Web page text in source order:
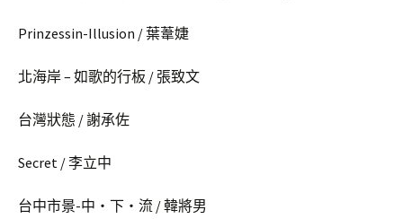
Prinzessin-Illusion / 葉葦婕
北海岸 – 如歌的行板 / 張致文
台灣狀態 / 謝承佐
Secret / 李立中
台中市景-中‧下‧流 / 韓將男